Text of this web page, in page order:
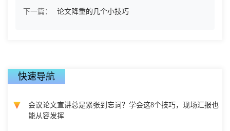
下一篇：
论文降重的几个小技巧
快速导航
会议论文宣讲总是紧张到忘词？学会这8个技巧，现场汇报也
能从容发挥